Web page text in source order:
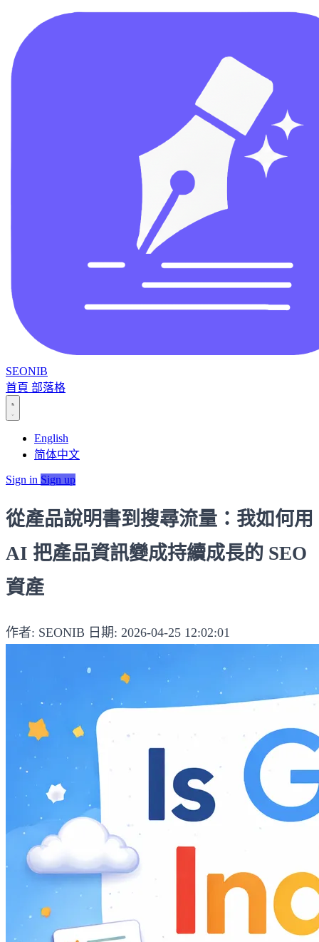
SEONIB
首頁 部落格
English
简体中文
Sign in Sign up
從產品說明書到搜尋流量：我如何用
AI 把產品資訊變成持續成長的 SEO
資產
作者: SEONIB 日期: 2026-04-25 12:02:01